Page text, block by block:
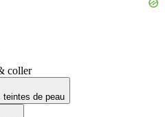
coller
teintes de peau